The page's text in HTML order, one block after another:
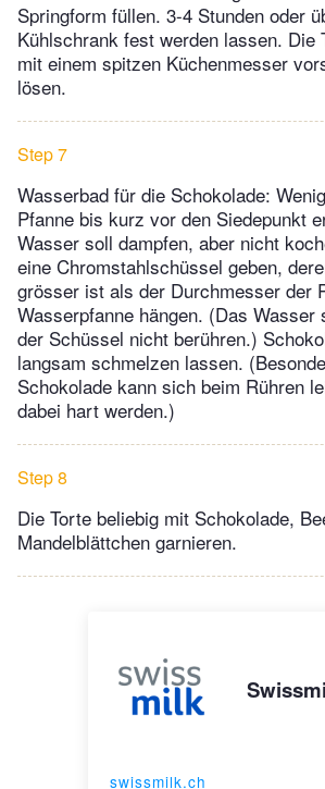
Springform füllen. 3-4 Stunden oder
Kühlschrank fest werden lassen. Die
mit einem spitzen Küchenmesser
lösen.
Step 7
Wasserbad für die Schokolade:
Pfanne bis kurz vor den Siedepunkt
Wasser soll dampfen, aber nicht
eine Chromstahlschüssel geben,
grösser ist als der Durchmesser der
Wasserpfanne hängen. (Das Wasser
der Schüssel nicht berühren.)
langsam schmelzen lassen.
Schokolade kann sich beim Rühren
dabei hart werden.)
Step 8
Die Torte beliebig mit Schokolade,
Mandelblättchen garnieren.
swissmilk.ch